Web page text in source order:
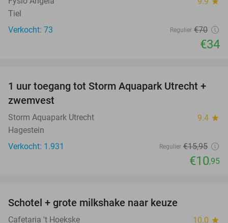
Tiel
Verkocht: 73
Regulier €70
€34
31%
1 uur toegang tot Storm Aquapark Utrecht +
zwemvest
Storm Aquapark Utrecht 9.4 star
Hagestein
Verkocht: 1.931
Regulier €15,95
€10,95
Schotel + grote milkshake naar keuze
Cafetaria 't Hoekske 10.0 star